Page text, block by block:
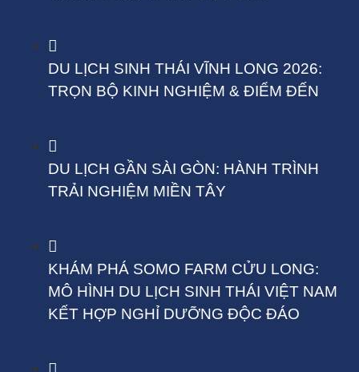
DU LỊCH SINH THÁI VĨNH LONG 2026:
TRỌN BỘ KINH NGHIỆM & ĐIỂM ĐẾN
DU LỊCH GẦN SÀI GÒN: HÀNH TRÌNH
TRẢI NGHIỆM MIỀN TÂY
KHÁM PHÁ SOMO FARM CỬU LONG:
MÔ HÌNH DU LỊCH SINH THÁI VIỆT NAM
KẾT HỢP NGHỈ DƯỠNG ĐỘC ĐÁO